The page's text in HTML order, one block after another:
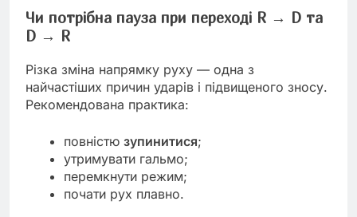
Чи потрібна пауза при переході R → D та
D → R
Різка зміна напрямку руху — одна з
найчастіших причин ударів і підвищеного зносу.
Рекомендована практика:
повністю зупинитися;
утримувати гальмо;
перемкнути режим;
почати рух плавно.